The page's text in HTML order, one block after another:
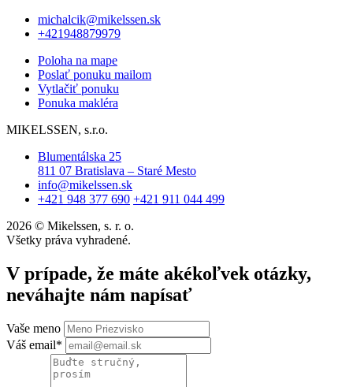
michalcik@mikelssen.sk
+421948879979
Poloha na mape
Poslať ponuku mailom
Vytlačiť ponuku
Ponuka makléra
MIKELSSEN, s.r.o.
Blumentálska 25
811 07 Bratislava – Staré Mesto
info@mikelssen.sk
+421 948 377 690 +421 911 044 499
2026 © Mikelssen, s. r. o.
Všetky práva vyhradené.
V prípade, že máte akékoľvek otázky,
neváhajte nám napísať
Vaše meno
Váš email*